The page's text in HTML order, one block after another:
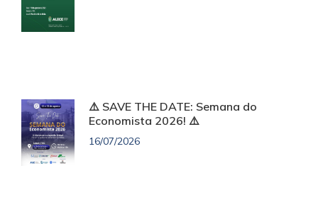
⚠️ SAVE THE DATE: Semana do
Economista 2026! ⚠️
16/07/2026